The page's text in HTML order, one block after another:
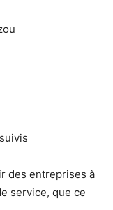
des entreprises à
service, que ce